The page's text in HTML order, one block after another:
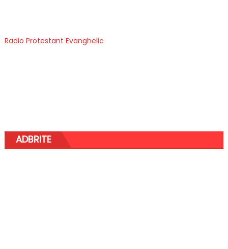
Radio Protestant Evanghelic
ADBRITE